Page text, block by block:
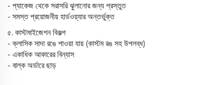
- প্যাকেজ থেকে সরাসরি ঝুলানোর জন্য প্রস্তুত
- সমস্ত প্রয়োজনীয় হার্ডওয়্যার অন্তর্ভুক্ত
৫. কাস্টমাইজেশন বিকল্প
- ক্লাসিক সাদা রঙে পাওয়া যায় (কাস্টম রঙ সহ উপলব্ধ)
- একাধিক আকারের বিন্যাস
- বাল্ক অর্ডারে ছাড়